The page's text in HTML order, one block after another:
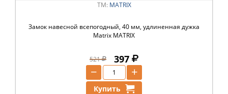
ТМ: MATRIX
Замок навесной всепогодный, 40 мм, удлиненная дужка
Matrix MATRIX
521 397
+
−
Купить